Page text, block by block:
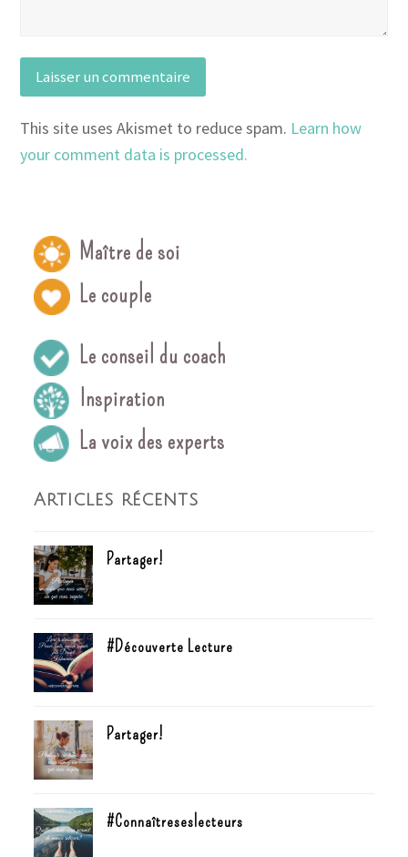
This site uses Akismet to reduce spam. Learn how
your comment data is processed.
Maître de soi
Le couple
Le conseil du coach
Inspiration
La voix des experts
Articles récents
Partager!
#Découverte Lecture
Partager!
#Connaîtreseslecteurs